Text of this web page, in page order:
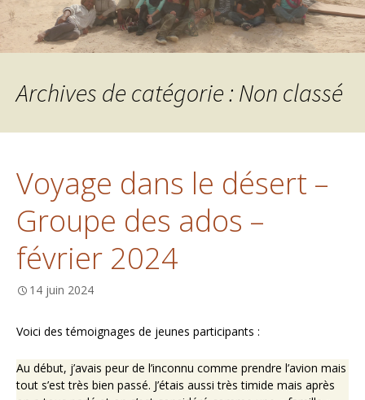
Archives de catégorie : Non classé
Voyage dans le désert –
Groupe des ados –
février 2024
14 juin 2024
Voici des témoignages de jeunes participants :
Au début, j’avais peur de l’inconnu comme prendre l’avion mais
tout s’est très bien passé. J’étais aussi très timide mais après